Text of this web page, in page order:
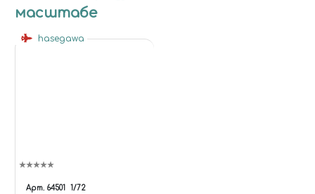
масштабе
hasegawa
Арт. 64501 1/72